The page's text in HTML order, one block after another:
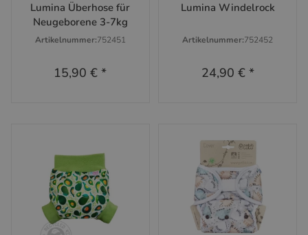
Lumina Überhose für
Neugeborene 3-7kg
Artikelnummer:752451
15,90 €*
Lumina Windelrock
Artikelnummer:752452
24,90 € *